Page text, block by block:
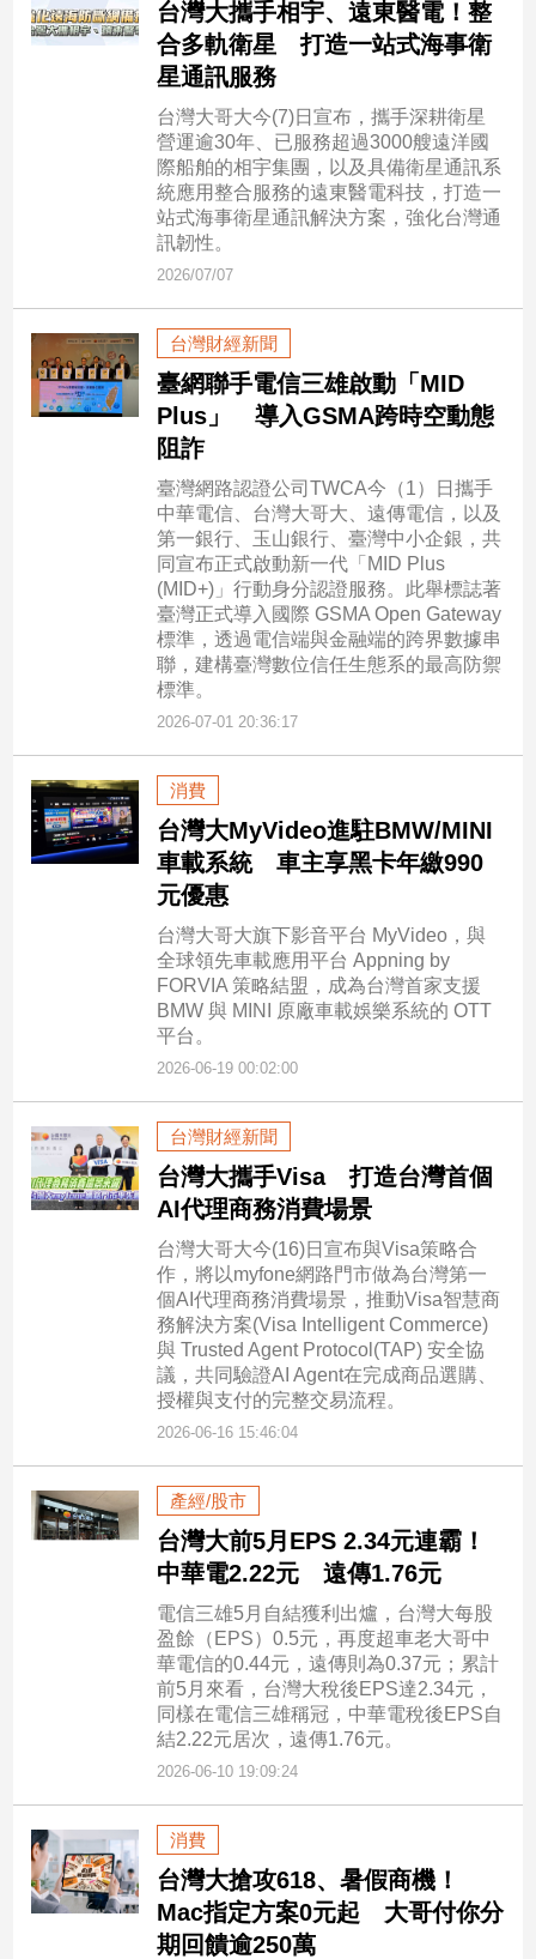
寵
物
作
媒
體
台灣大攜手相宇、遠東醫電！整
合多軌衛星 打造一站式海事衛
星通訊服務
台灣大哥大今(7)日宣布，攜手深耕衛星
營運逾30年、已服務超過3000艘遠洋國
際船舶的相宇集團，以及具備衛星通訊系
統應用整合服務的遠東醫電科技，打造一
站式海事衛星通訊解決方案，強化台灣通
訊韌性。
2026/07/07
台灣財經新聞
臺網聯手電信三雄啟動「MID
Plus」 導入GSMA跨時空動態
阻詐
臺灣網路認證公司TWCA今（1）日攜手
中華電信、台灣大哥大、遠傳電信，以及
第一銀行、玉山銀行、臺灣中小企銀，共
同宣布正式啟動新一代「MID Plus
(MID+)」行動身分認證服務。此舉標誌著
臺灣正式導入國際 GSMA Open Gateway
標準，透過電信端與金融端的跨界數據串
聯，建構臺灣數位信任生態系的最高防禦
標準。
2026-07-01 20:36:17
消費
台灣大MyVideo進駐BMW/MINI
車載系統 車主享黑卡年繳990
元優惠
台灣大哥大旗下影音平台 MyVideo，與
全球領先車載應用平台 Appning by
FORVIA 策略結盟，成為台灣首家支援
BMW 與 MINI 原廠車載娛樂系統的 OTT
平台。
2026-06-19 00:02:00
台灣財經新聞
台灣大攜手Visa 打造台灣首個
AI代理商務消費場景
台灣大哥大今(16)日宣布與Visa策略合
作，將以myfone網路門市做為台灣第一
個AI代理商務消費場景，推動Visa智慧商
務解決方案(Visa Intelligent Commerce)
與 Trusted Agent Protocol(TAP) 安全協
議，共同驗證AI Agent在完成商品選購、
授權與支付的完整交易流程。
2026-06-16 15:46:04
產經/股市
台灣大前5月EPS 2.34元連霸！
中華電2.22元 遠傳1.76元
電信三雄5月自結獲利出爐，台灣大每股
盈餘（EPS）0.5元，再度超車老大哥中
華電信的0.44元，遠傳則為0.37元；累計
前5月來看，台灣大稅後EPS達2.34元，
同樣在電信三雄稱冠，中華電稅後EPS自
結2.22元居次，遠傳1.76元。
2026-06-10 19:09:24
消費
台灣大搶攻618、暑假商機！
Mac指定方案0元起 大哥付你分
期回饋逾250萬